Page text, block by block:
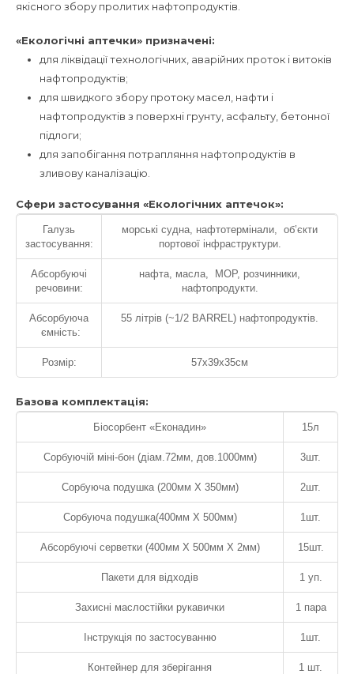
якісного збору пролитих нафтопродуктів.
«Екологічні аптечки» призначені:
для ліквідації технологічних, аварійних проток і витоків
нафтопродуктів;
для швидкого збору протоку масел, нафти і
нафтопродуктів з поверхні грунту, асфальту, бетонної
підлоги;
для запобігання потрапляння нафтопродуктів в
зливову каналізацію.
Сфери застосування «Екологічних аптечок»:
Галузь
застосування:
морські судна, нафтотермінали, об’єкти
портової інфраструктури.
Абсорбуючі
речовини:
нафта, масла, МОР, розчинники,
нафтопродукти.
Абсорбуюча
ємність:
55 літрів (~1/2 BARREL) нафтопродуктів.
Розмір: 57х39х35см
Базова комплектація:
Біосорбент «Еконадин» 15л
Сорбуючій міні-бон (діам.72мм, дов.1000мм) 3шт.
Сорбуюча подушка (200мм Х 350мм) 2шт.
Сорбуюча подушка(400мм Х 500мм) 1шт.
Абсорбуючі серветки (400мм Х 500мм Х 2мм) 15шт.
Пакети для відходів 1 уп.
Захисні маслостійки рукавички 1 пара
Інструкція по застосуванню 1шт.
Контейнер для зберігання 1 шт.